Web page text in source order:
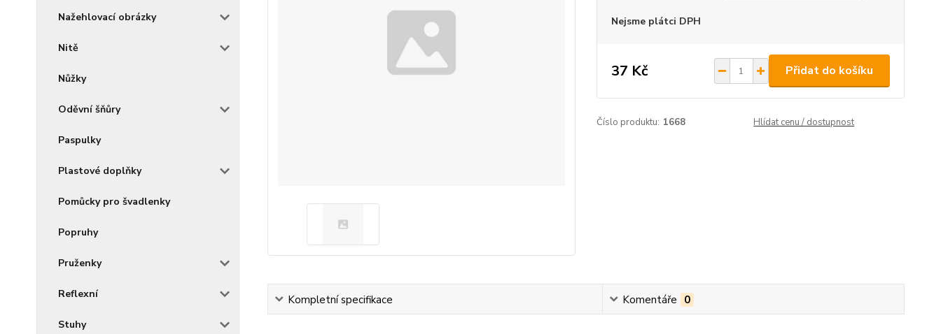
Nažehlovací obrázky
Nitě
Nůžky
Oděvní šňůry
Paspulky
Plastové doplňky
Pomůcky pro švadlenky
Popruhy
Pruženky
Reflexní
Stuhy
Nejsme plátci DPH
37 Kč Přidat do košíku
Číslo produktu: 1668 Hlídat cenu / dostupnost
Kompletní specifikace Komentáře 0